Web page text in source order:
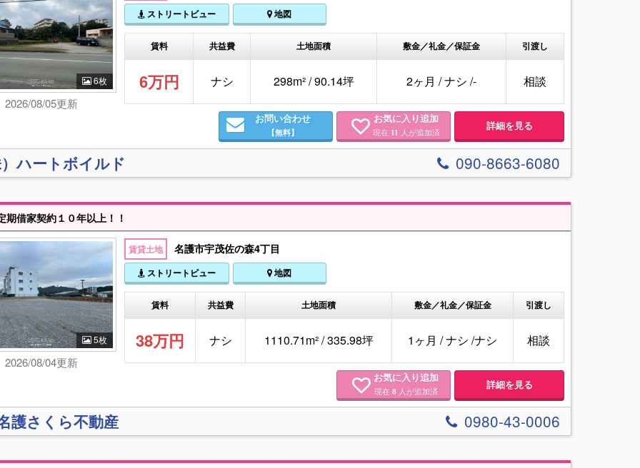
6枚
2026/08/05更新
ストリートビュー 地図
賃料 共益費 土地面積 敷金／礼金／保証金 引渡し
6万円 ナシ 298m² / 90.14坪 2ヶ月 /ナシ /- 相談
お問い合わせ
【無料】
お気に入り追加
現在 11 人が追加済 詳細を見る
ハートボイルド 090-8663-6080
期借家契約１０年以上！！
5枚
2026/08/04更新
賃貸土地 名護市宇茂佐の森4丁目
ストリートビュー 地図
賃料 共益費 土地面積 敷金／礼金／保証金 引渡し
38万円 ナシ 1110.71m² / 335.98坪 1ヶ月 /ナシ /ナシ 相談
お気に入り追加
現在8 人が追加済 詳細を見る
護さくら不動産 0980-43-0006